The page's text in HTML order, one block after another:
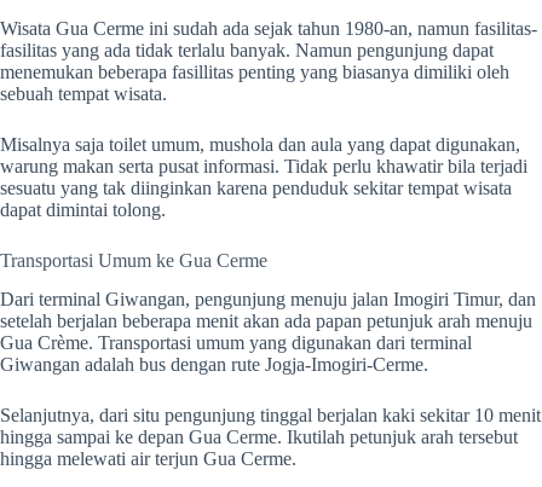
Wisata Gua Cerme ini sudah ada sejak tahun 1980-an, namun fasilitas-
fasilitas yang ada tidak terlalu banyak. Namun pengunjung dapat
menemukan beberapa fasillitas penting yang biasanya dimiliki oleh
sebuah tempat wisata.
Misalnya saja toilet umum, mushola dan aula yang dapat digunakan,
warung makan serta pusat informasi. Tidak perlu khawatir bila terjadi
sesuatu yang tak diinginkan karena penduduk sekitar tempat wisata
dapat dimintai tolong.
Transportasi Umum ke Gua Cerme
Dari terminal Giwangan, pengunjung menuju jalan Imogiri Timur, dan
setelah berjalan beberapa menit akan ada papan petunjuk arah menuju
Gua Crème. Transportasi umum yang digunakan dari terminal
Giwangan adalah bus dengan rute Jogja-Imogiri-Cerme.
Selanjutnya, dari situ pengunjung tinggal berjalan kaki sekitar 10 menit
hingga sampai ke depan Gua Cerme. Ikutilah petunjuk arah tersebut
hingga melewati air terjun Gua Cerme.